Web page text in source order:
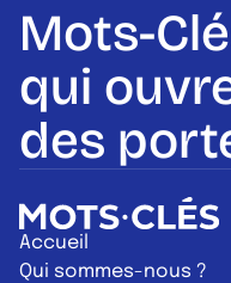
Mots-
qui
des
Retour à l'accueil
Accueil
Qui sommes-nous ?